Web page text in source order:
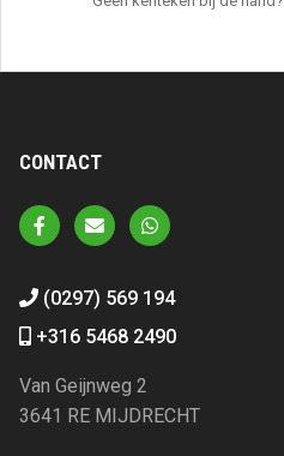
CONTACT
(0297) 569 194
+316 5468 2490
Van Geijnweg 2
3641 RE MIJDRECHT